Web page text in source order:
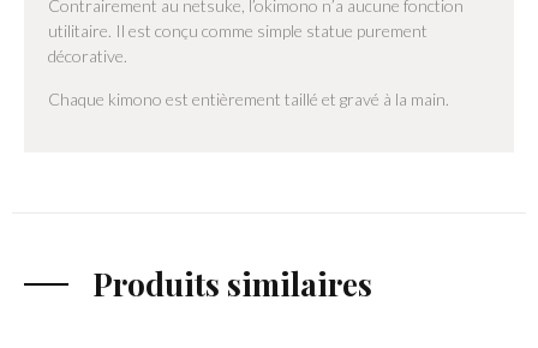
Contrairement au netsuke, l’okimono n’a aucune fonction
utilitaire. Il est conçu comme simple statue purement
décorative.
Chaque kimono est entièrement taillé et gravé à la main.
Produits similaires